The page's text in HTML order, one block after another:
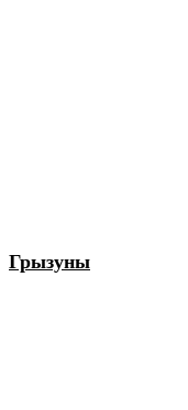
Грызуны